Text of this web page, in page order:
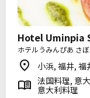
Hotel Uminpia
ホテルうみんぴあ さ
小浜, 福井, 福
法国料理, 意
意大利料理